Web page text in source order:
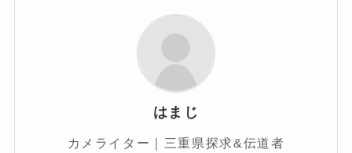
はまじ
カメライター｜三重県探求&伝道者